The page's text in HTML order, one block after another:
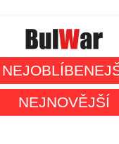
NEJNOVĚJŠÍ